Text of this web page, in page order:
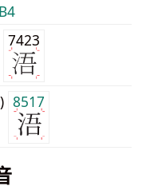
7423
8517